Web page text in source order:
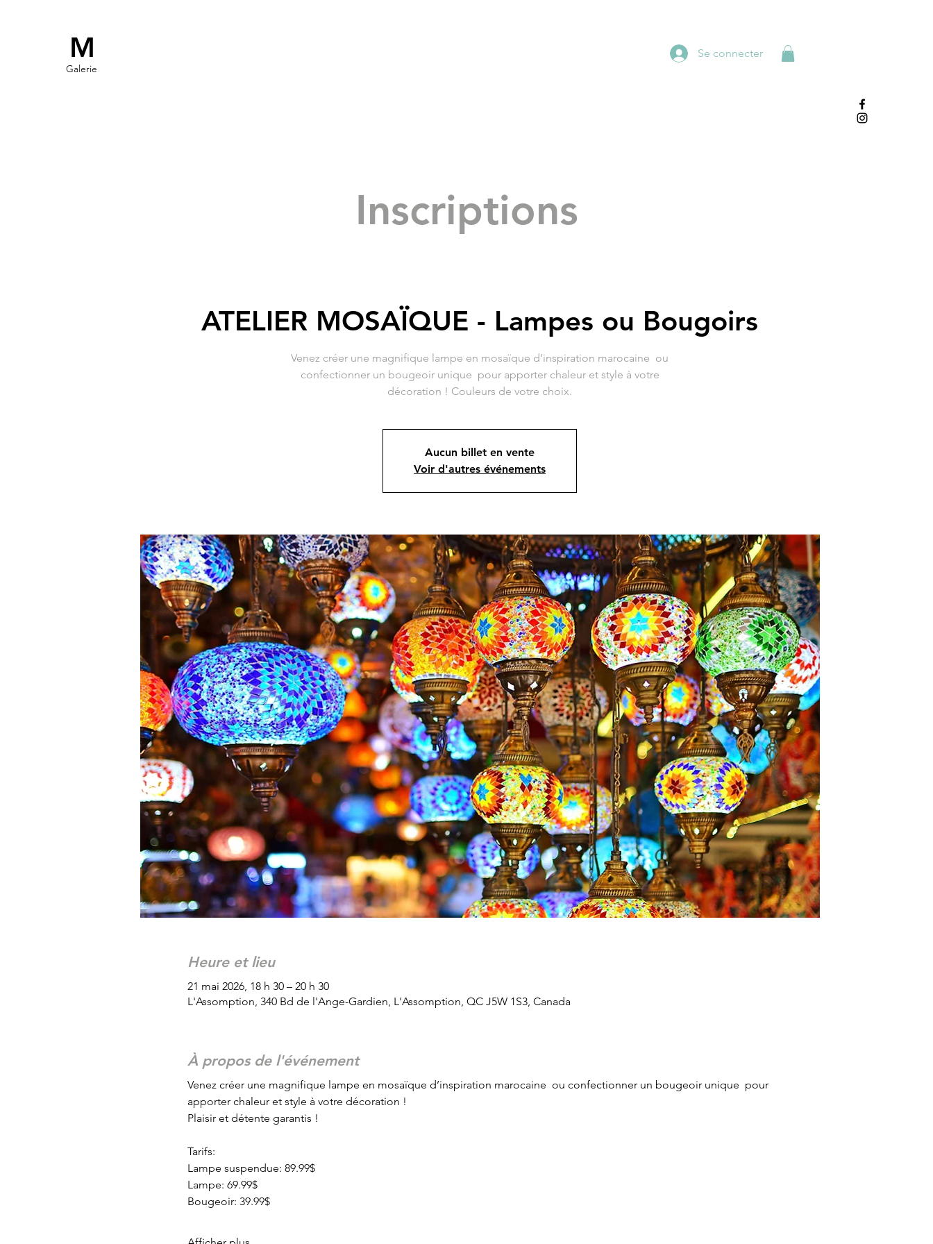
M
Galerie
Se connecter
Inscriptions
ATELIER MOSAÏQUE - Lampes ou Bougoirs
Venez créer une magnifique lampe en mosaïque d’inspiration marocaine ou
confectionner un bougeoir unique pour apporter chaleur et style à votre
décoration ! Couleurs de votre choix.
Aucun billet en vente
Voir d'autres événements
Heure et lieu
21 mai 2026, 18 h 30 – 20 h 30
L'Assomption, 340 Bd de l'Ange-Gardien, L'Assomption, QC J5W 1S3, Canada
À propos de l'événement
Venez créer une magnifique lampe en mosaïque d’inspiration marocaine  ou confectionner un bougeoir unique  pour
apporter chaleur et style à votre décoration !
Plaisir et détente garantis !
Tarifs:
Lampe suspendue: 89.99$
Lampe: 69.99$
Bougeoir: 39.99$